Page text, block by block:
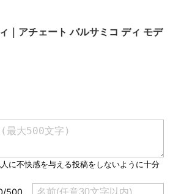
｜アチェート バルサミコ ディ モデ